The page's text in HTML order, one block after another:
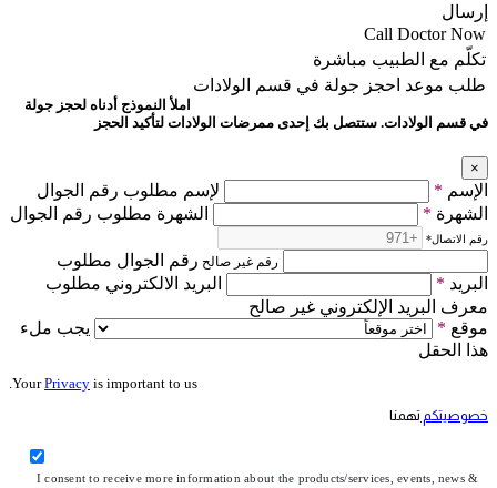
إرسال
Call Doctor Now
تكلّم مع الطبيب مباشرة
طلب موعد احجز جولة في قسم الولادات
املأ النموذج أدناه لحجز جولة
في قسم الولادات. ستتصل بك إحدى ممرضات الولادات لتأكيد الحجز
×
الإسم *
لإسم مطلوب رقم الجوال
الشهرة * الشهرة مطلوب رقم الجوال
رقم الاتصال*
رقم غير صالح رقم الجوال مطلوب
البريد *
البريد الالكتروني مطلوب
معرف البريد الإلكتروني غير صالح
موقع *
يجب ملء
هذا الحقل
YourPrivacy is important to us.
خصوصيتكم تهمنا
I consent to receive more information about the products/services, events, news &